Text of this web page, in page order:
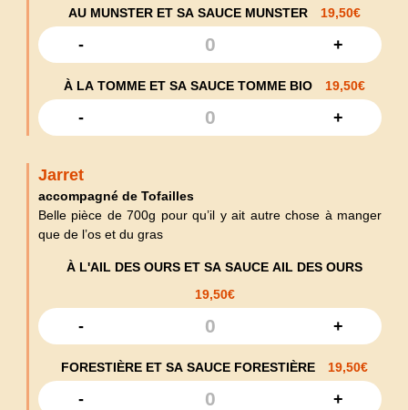
AU MUNSTER ET SA SAUCE MUNSTER 19,50€
- +
À LA TOMME ET SA SAUCE TOMME BIO 19,50€
- +
Jarret
accompagné de Tofailles
Belle pièce de 700g pour qu’il y ait autre chose à manger
que de l’os et du gras
À L'AIL DES OURS ET SA SAUCE AIL DES OURS
19,50€
- +
FORESTIÈRE ET SA SAUCE FORESTIÈRE 19,50€
- +